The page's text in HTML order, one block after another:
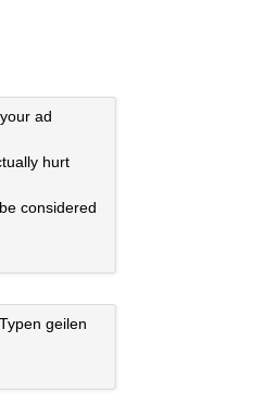
ad
hurt
considered
geilen